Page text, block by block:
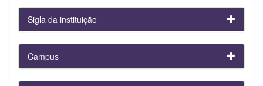
Sigla da instituição
Campus